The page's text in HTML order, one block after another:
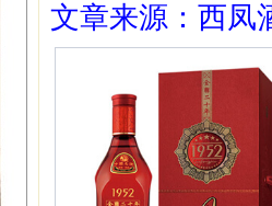
文章来源：西凤